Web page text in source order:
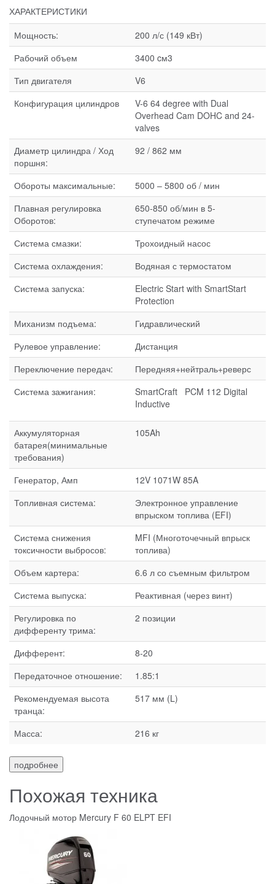
ХАРАКТЕРИСТИКИ
Мощность:
200 л/с (149 кВт)
Рабочий объем
3400 cм3
Тип двигателя
V6
Конфигурация цилиндров
V-6 64 degree with Dual
Overhead Cam DOHC and 24-
valves
Диаметр цилиндра / Ход
поршня:
92 / 862 мм
Обороты максимальные:
5000 – 5800 об / мин
Плавная регулировка
Оборотов:
650-850 об/мин в 5-
ступечатом режиме
Система смазки:
Трохоидный насос
Система охлаждения:
Водяная с термостатом
Система запуска:
Electric Start with SmartStart
Protection
Миханизм подъема:
Гидравлический
Рулевое управление:
Дистанция
Переключение передач:
Передняя+нейтраль+реверс
Система зажигания:
SmartCraft PCM 112 Digital
Inductive
Аккумуляторная
батарея(минимальные
требования)
105Ah
Генератор, Амп
12V 1071W 85A
Топливная система:
Электронное управление
впрыском топлива (EFI)
Система снижения
токсичности выбросов:
MFI (Многоточечный впрыск
топлива)
Объем картера:
6.6 л со съемным фильтром
Система выпуска:
Реактивная (через винт)
Регулировка по
дифференту трима:
2 позиции
Дифферент:
8-20
Передаточное отношение:
1.85:1
Рекомендуемая высота
транца:
517 мм (L)
Масса: 216 кг
подробнее
Похожая техника
Лодочный мотор Mercury F 60 ELPT EFI